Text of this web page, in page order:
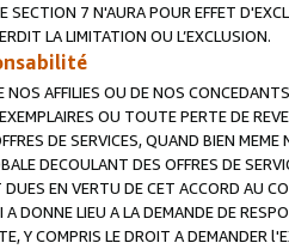
SECTION 7 N'AURA POUR EFFET
LA LIMITATION OU L’EXCLUSION.
AFFILIES OU DE NOS
OU TOUTE PERTE DE
DE SERVICES, QUAND BIEN
DECOULANT DES OFFRES DE
EN VERTU DE CET ACCORD AU
A DONNE LIEU A LA DEMANDE DE
Y COMPRIS LE DROIT A DEMANDER